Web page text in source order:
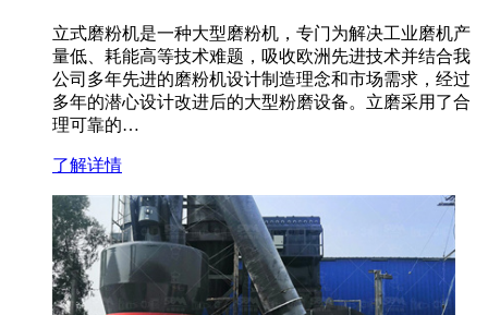
立式磨粉机是一种大型磨粉机，专门为解决工业磨机产
量低、耗能高等技术难题，吸收欧洲先进技术并结合我
公司多年先进的磨粉机设计制造理念和市场需求，经过
多年的潜心设计改进后的大型粉磨设备。立磨采用了合
理可靠的…
了解详情